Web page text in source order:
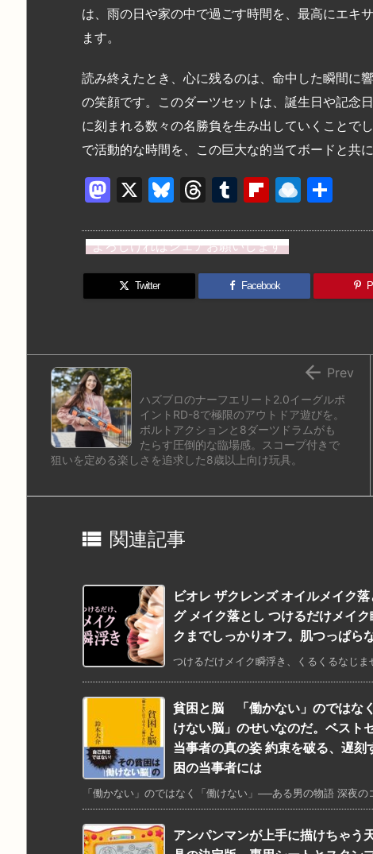
は、雨の日や家の中で過ごす時間を、最高にエキ
ます。
読み終えたとき、心に残るのは、命中した瞬間に
の笑顔です。このダーツセットは、誕生日や記念
に刻まれる数々の名勝負を生み出していくことで
で活動的な時間を、この巨大な的当てボードと共
M
st
o
d
X
Bl
e
s
k
T
e
a
d
T
m
bl
r
Fl
b
o
ar
R
n
dr
o
よろしければシェアお願いします
Twitter Facebook
ハズブロのナーフエリート2.0イーグルポ
イントRD-8で極限のアウトドア遊びを。
ボルトアクションと8ダーツドラムがも
たらす圧倒的な臨場感。スコープ付きで
狙いを定める楽しさを追求した8歳以上向け玩具。
 Prev
 関連記事
ビオレ ザクレンズ オイルメイク
グ メイク落とし つけるだけメイ
クまでしっかりオフ。肌つっぱら
つけるだけメイク瞬浮き、くるくるなじ
貧困と脳 「働かない」のではな
けない脳」のせいなのだ。ベスト
当事者の真の姿 約束を破る、遅
困の当事者には
「働かない」のではなく「働けない」──ある男の物語 深夜
アンパンマンが上手に描けちゃう